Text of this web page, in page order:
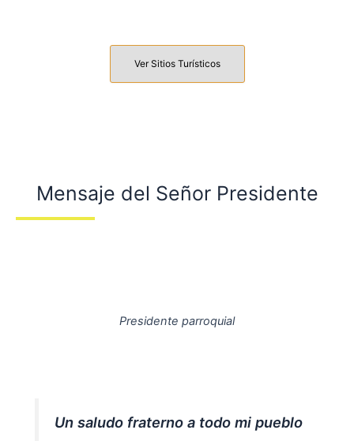
Ver Sitios Turísticos
Mensaje del Señor Presidente
Presidente parroquial
Un saludo fraterno a todo mi pueblo